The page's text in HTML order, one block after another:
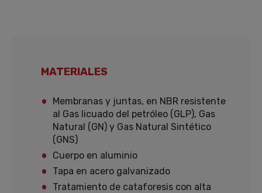
MATERIALES
Membranas y juntas, en NBR resistente
al Gas licuado del petróleo (GLP), Gas
Natural (GN) y Gas Natural Sintético
(GNS)
Cuerpo en aluminio
Tapa en acero galvanizado
Tratamiento de cataforesis con alta